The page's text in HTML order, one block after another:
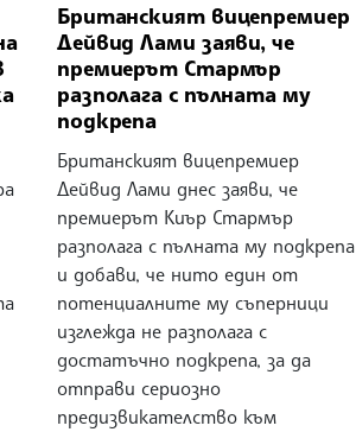
Британският вицепремиер
Дейвид Лами заяви, че
премиерът Стармър
разполага с пълната му
подкрепа
Британският вицепремиер
Дейвид Лами днес заяви, че
премиерът Киър Стармър
разполага с пълната му подкрепа
и добави, че нито един от
потенциалните му съперници
изглежда не разполага с
достатъчно подкрепа, за да
отправи сериозно
предизвикателство към